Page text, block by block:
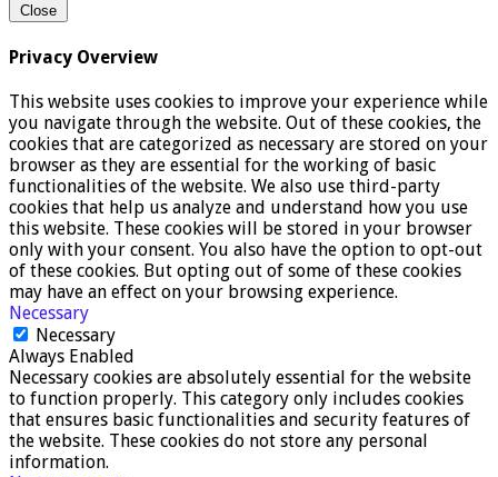
Close
Privacy Overview
This website uses cookies to improve your experience while
you navigate through the website. Out of these cookies, the
cookies that are categorized as necessary are stored on your
browser as they are essential for the working of basic
functionalities of the website. We also use third-party
cookies that help us analyze and understand how you use
this website. These cookies will be stored in your browser
only with your consent. You also have the option to opt-out
of these cookies. But opting out of some of these cookies
may have an effect on your browsing experience.
Necessary
Necessary
Always Enabled
Necessary cookies are absolutely essential for the website
to function properly. This category only includes cookies
that ensures basic functionalities and security features of
the website. These cookies do not store any personal
information.